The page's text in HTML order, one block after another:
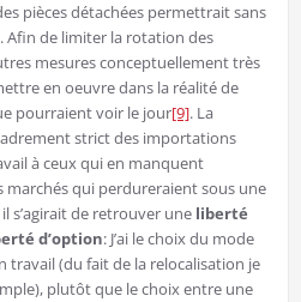
pièces détachées permettrait sans
Afin de limiter la rotation des
mesures conceptuellement très
en oeuvre dans la réalité de
pourraient voir le jour[9]. La
strict des importations
à ceux qui en manquent
marchés qui perdureraient sous une
s’agirait de retrouver une liberté
d’option: J’ai le choix du mode
(du fait de la relocalisation je
plutôt que le choix entre une